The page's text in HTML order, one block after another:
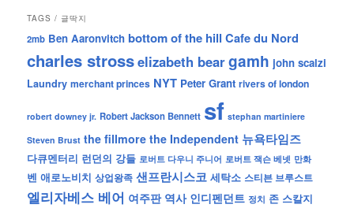
TAGS / 글딱지
2mb Ben Aaronvitch bottom of the hill Cafe du Nord
charles strosselizabeth beargamh john scalzi
Laundry merchant princes NYT Peter Grant rivers of london
robert downey jr. Robert Jackson Bennett sf stephan martiniere
Steven Brust the fillmore the Independent 뉴욕타임즈
다큐멘터리 런던의 강들 로버트 다우니 주니어 로버트 잭슨 베넷 만화
벤 애로노비치 상업왕족 샌프란시스코 세탁소 스티븐 브루스트
엘리자베스 베어 여주판 역사 인디펜던트 정치 존 스칼지